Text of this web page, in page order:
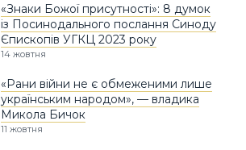
«Знаки Божої присутності»: 8 думок
із Посинодального послання Синоду
Єпископів УГКЦ 2023 року
14 жовтня
«Рани війни не є обмеженими лише
українським народом», — владика
Микола Бичок
11 жовтня